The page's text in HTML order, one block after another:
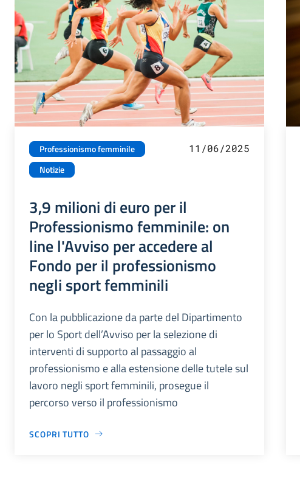
Professionismo femminile
Notizie
11/06/2025
3,9 milioni di euro per il
Professionismo femminile: on
line l'Avviso per accedere al
Fondo per il professionismo
negli sport femminili
Con la pubblicazione da parte del Dipartimento
per lo Sport dell’Avviso per la selezione di
interventi di supporto al passaggio al
professionismo e alla estensione delle tutele sul
lavoro negli sport femminili, prosegue il
percorso verso il professionismo
SCOPRI TUTTO